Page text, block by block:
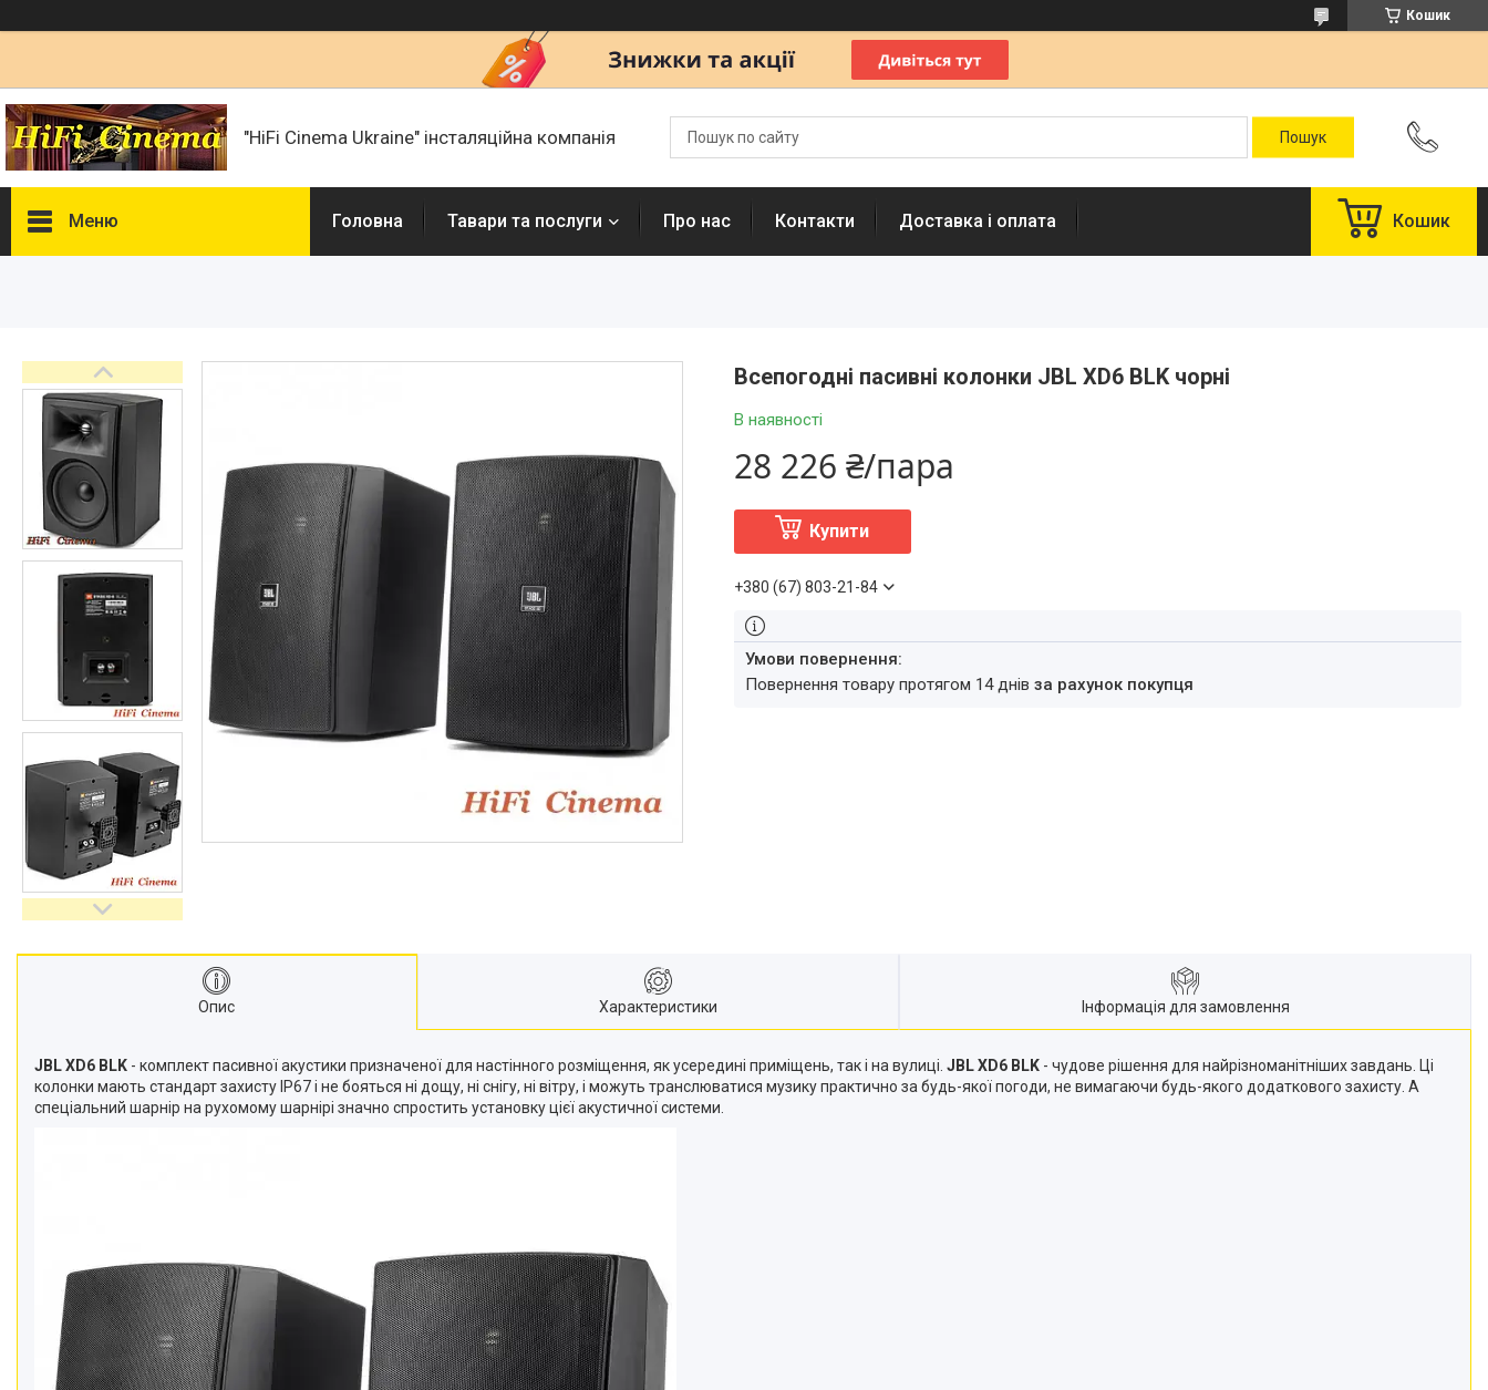
Кошик
"HiFi Cinema Ukraine" інсталяційна компанія
Меню
Презентації і документи
Про нас
Сертифікати і ліцензії
Відгуки
Доставка і оплата
Головна Тавари та послуги Про нас Контакти Доставка і оплата Кошик
Всепогодні пасивні колонки JBL XD6 BLK чорні
В наявності
28 226 ₴/пара
Купити
+380 (67) 803-21-84
повернення товару протягом 14 днів за рахунок покупця
Опис Характеристики Інформація для замовлення
JBL XD6 BLK - комплект пасивної акустики призначеної для настінного розміщення, як усередині приміщень, так і на вулиці. JBL XD6 BLK - чудове рішення для найрізноманітніших завдань. Ці
колонки мають стандарт захисту IP67 і не бояться ні дощу, ні снігу, ні вітру, і можуть транслюватися музику практично за будь-якої погоди, не вимагаючи будь-якого додаткового захисту. А
спеціальний шарнір на рухомому шарнірі значно спростить установку цієї акустичної системи.